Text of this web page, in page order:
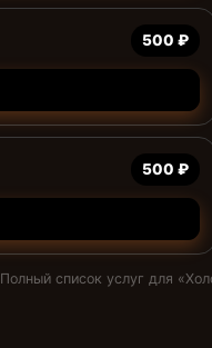
500 ₽
500 ₽
Полный список услуг для «